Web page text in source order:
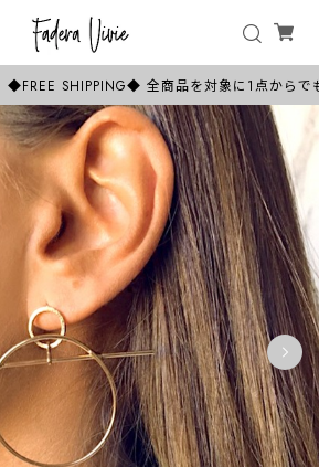
◆FREE SHIPPING◆ 全商品を対象に1点からで